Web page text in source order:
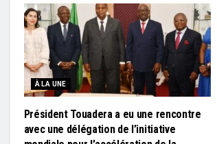
À LA UNE
Président Touadera a eu une rencontre
avec une délégation de l’initiative